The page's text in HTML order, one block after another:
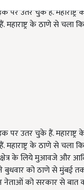
पर उतर चुके हैं.
के ठाणे से चला
पर उतर चुके हैं.
के ठाणे से चला
के लिये मुआवजे और
बुधवार को ठाणे से मुंबई
नेताओं को सरकार से